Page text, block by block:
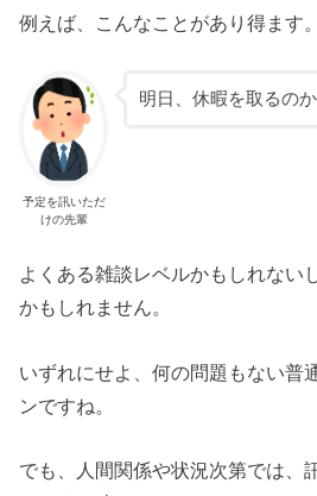
例えば、こんなことがあり得ます。
予定を訊いただ
けの先輩
明日、休暇を取るのか
よくある雑談レベルかもしれない
かもしれません。
いずれにせよ、何の問題もない普
ンですね。
でも、人間関係や状況次第では、